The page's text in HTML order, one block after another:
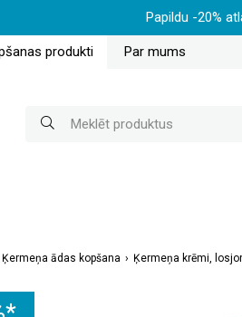
Papildu -20%
produkti Par mums
Ķermeņa ādas kopšana Ķermeņa krēmi,